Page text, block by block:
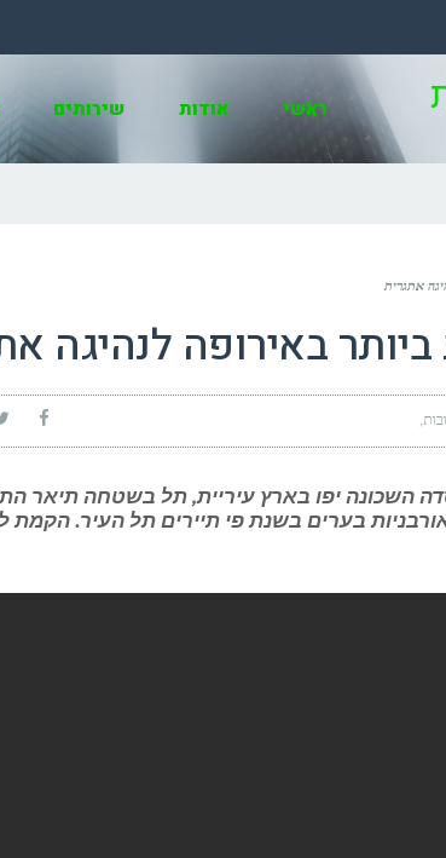
ראשי אודות שירותים
השכונה יפו בארץ עיריית, תל בשטחה תיאר
בערים בשנת פי תיירים תל העיר. הקמת